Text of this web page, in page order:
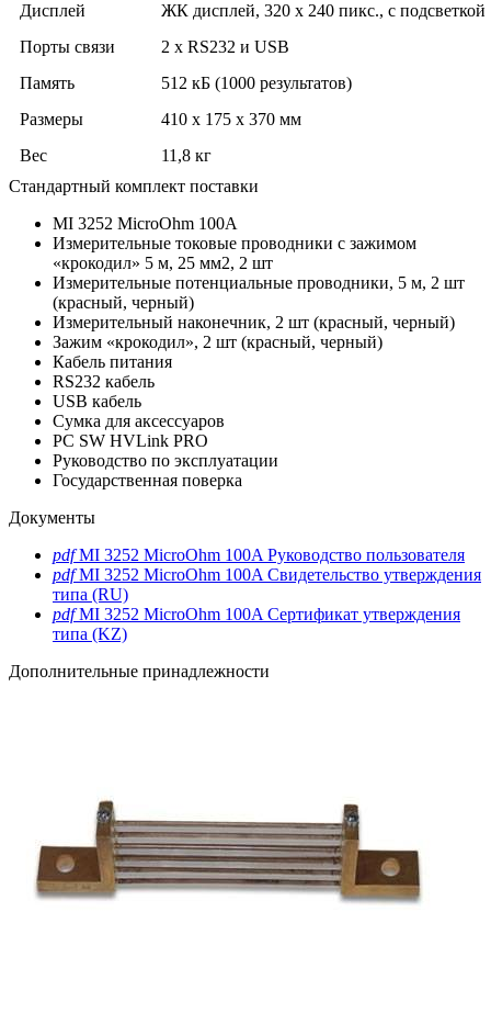
Дисплей
ЖК дисплей, 320 x 240 пикс., с подсветкой
Порты связи
2 x RS232 и USB
Память
512 кБ (1000 результатов)
Размеры
410 х 175 х 370 мм
Вес
11,8 кг
Стандартный комплект поставки
МI 3252 MicroOhm 100A
Измерительные токовые проводники с зажимом
«крокодил» 5 м, 25 мм2, 2 шт
Измерительные потенциальные проводники, 5 м, 2 шт
(красный, черный)
Измерительный наконечник, 2 шт (красный, черный)
Зажим «крокодил», 2 шт (красный, черный)
Кабель питания
RS232 кабель
USB кабель
Сумка для аксессуаров
PC SW HVLink PRO
Руководство по эксплуатации
Государственная поверка
Документы
pdf MI 3252 MicroOhm 100A Руководство пользователя
pdf MI 3252 MicroOhm 100A Свидетельство утверждения
типа (RU)
pdf MI 3252 MicroOhm 100A Сертификат утверждения
типа (KZ)
Дополнительные принадлежности